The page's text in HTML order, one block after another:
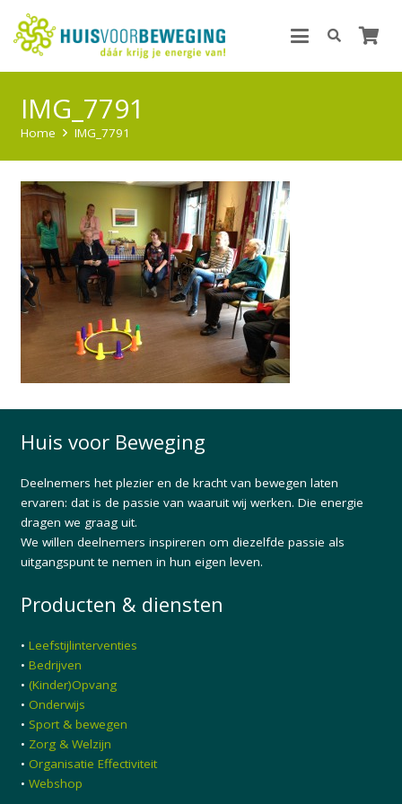
IMG_7791
Home IMG_7791
Huis voor Beweging
Deelnemers het plezier en de kracht van bewegen laten
ervaren: dat is de passie van waaruit wij werken. Die energie
dragen we graag uit.
We willen deelnemers inspireren om diezelfde passie als
uitgangspunt te nemen in hun eigen leven.
Producten & diensten
• Leefstijlinterventies
• Bedrijven
• (Kinder)Opvang
• Onderwijs
• Sport & bewegen
• Zorg & Welzijn
• Organisatie Effectiviteit
• Webshop